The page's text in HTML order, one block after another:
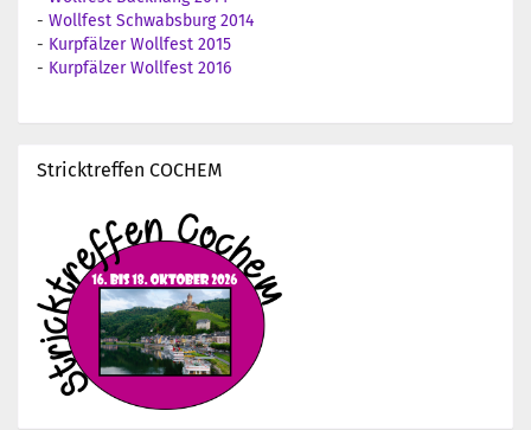
- Wollfest Schwabsburg 2014
- Kurpfälzer Wollfest 2015
- Kurpfälzer Wollfest 2016
Stricktreffen COCHEM